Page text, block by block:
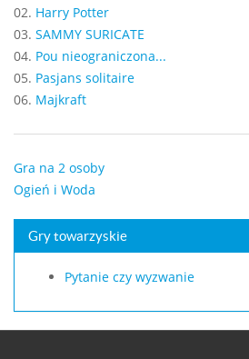
02. Harry Potter
03. SAMMY SURICATE
04. Pou nieograniczona...
05. Pasjans solitaire
06. Majkraft
Gra na 2 osoby
Ogień i Woda
Gry towarzyskie
Pytanie czy wyzwanie